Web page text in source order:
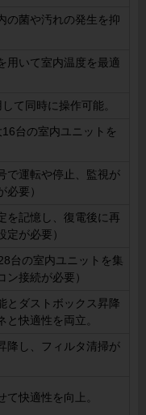
の菌や汚れの発生を抑
用いて室内温度を最適
て同時に操作可能。
台の室内ユニットを
で運転や停止、監視が
必要）
を記憶し、復電後に再
定が必要）
台の室内ユニットを集
ン接続が必要）
とダストボックス昇降
と快適性を両立。
降し、フィルタ清掃が
て快適性を向上。